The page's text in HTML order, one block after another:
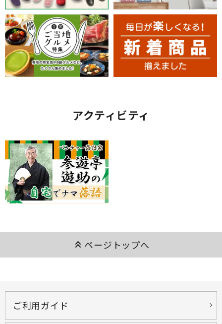
アクティビティ
keyboard_double_arrow_up ページトップへ
ご利用ガイド